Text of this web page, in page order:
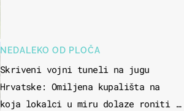
NEDALEKO OD PLOČA
Skriveni vojni tuneli na jugu
Hrvatske: Omiljena kupališta na
koja lokalci u miru dolaze roniti i